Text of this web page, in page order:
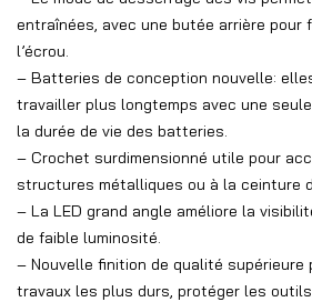
entraînées, avec une butée arrière
l’écrou.
– Batteries de conception nouvelle:
travailler plus longtemps avec une
la durée de vie des batteries.
– Crochet surdimensionné utile pour
structures métalliques ou à la ceinture
– La LED grand angle améliore la
de faible luminosité.
– Nouvelle finition de qualité supérieure
travaux les plus durs, protéger les